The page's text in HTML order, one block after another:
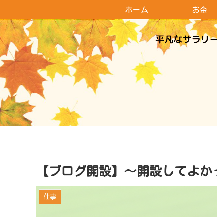
ホーム お金
【ブログ開設】～開設してよ
仕事